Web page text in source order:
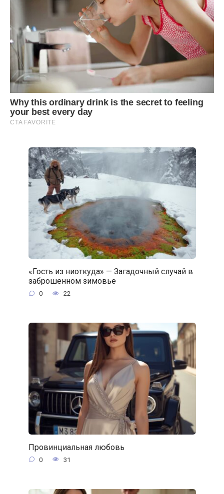
«Гость из ниоткуда» — Загадочный случай в
заброшенном зимовье
0 22
Провинциальная любовь
0 31